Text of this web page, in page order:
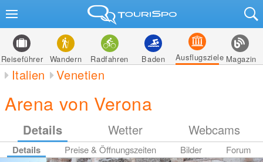
Reiseführer Wandern Radfahren Baden Ausflugsziele Magazin
Italien Venetien
Arena von Verona
Details Wetter Webcams
Details Preise & Öffnungszeiten Bilder Forum